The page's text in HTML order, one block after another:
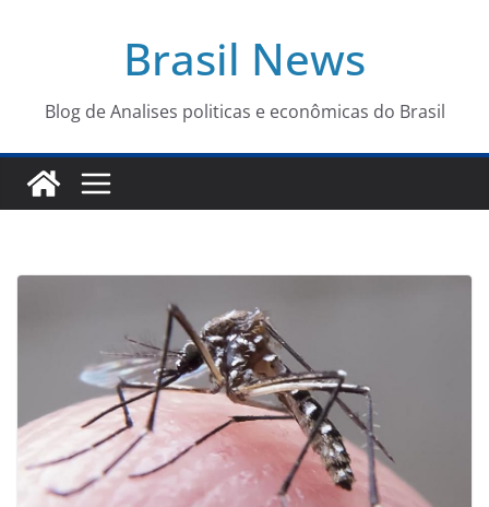
conteúdo
Brasil News
Blog de Analises politicas e econômicas do Brasil